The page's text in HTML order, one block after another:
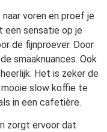
voren en proef je
een sensatie op je
de fijnproever. Door
smaaknuances. Ook
Het is zeker de
slow koffie te
in een cafetière.
zorgt ervoor dat